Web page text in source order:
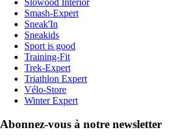
Slowood Interior
Smash-Expert
Sneak'In
Sneakids
Sport is good
Training-Fit
Trek-Expert
Triathlon Expert
Vélo-Store
Winter Expert
Abonnez-vous à notre newsletter